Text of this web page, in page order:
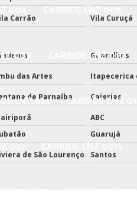
004 CARBIDE LNZ 005
009 CARBIDE LNZ 010
LNZ 014 CARBIDE LNZ
021 CARBIDE LNZ 021S
Carrão Vila Curuçá
Guarulhos
das Artes Itapecerica
de Parnaíba Caierias
ABC
Guarujá
de São Lourenço Santos